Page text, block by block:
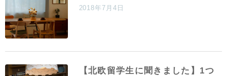
2018年7月4日
【北欧留学生に聞きました】1つ